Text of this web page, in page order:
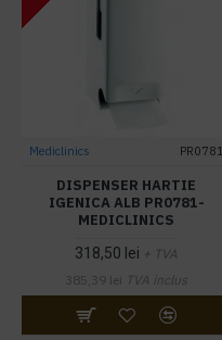
Mediclinics PR0781
DISPENSER HARTIE
IGENICA ALB PR0781-
MEDICLINICS
318,50 lei + TVA
385,39 lei TVA inclus